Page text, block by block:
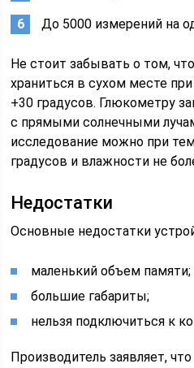
До 5000 измерений на
Не стоит забывать о том,
храниться в сухом месте
+30 градусов. Глюкометру
с прямыми солнечными
исследование можно при
градусов и влажности не
Недостатки
Основные недостатки
маленький объем памяти;
большие габариты;
нельзя подключиться к
Производитель заявляет,